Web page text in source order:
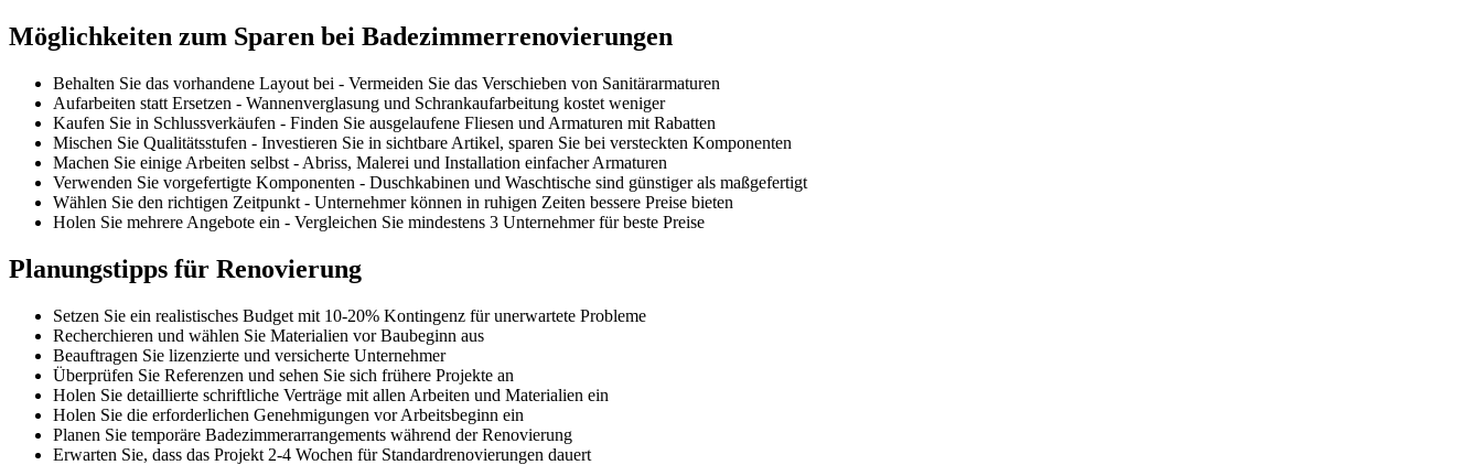
Möglichkeiten zum Sparen bei Badezimmerrenovierungen
Behalten Sie das vorhandene Layout bei - Vermeiden Sie das Verschieben von Sanitärarmaturen
Aufarbeiten statt Ersetzen - Wannenverglasung und Schrankaufarbeitung kostet weniger
Kaufen Sie in Schlussverkäufen - Finden Sie ausgelaufene Fliesen und Armaturen mit Rabatten
Mischen Sie Qualitätsstufen - Investieren Sie in sichtbare Artikel, sparen Sie bei versteckten Komponenten
Machen Sie einige Arbeiten selbst - Abriss, Malerei und Installation einfacher Armaturen
Verwenden Sie vorgefertigte Komponenten - Duschkabinen und Waschtische sind günstiger als maßgefertigt
Wählen Sie den richtigen Zeitpunkt - Unternehmer können in ruhigen Zeiten bessere Preise bieten
Holen Sie mehrere Angebote ein - Vergleichen Sie mindestens 3 Unternehmer für beste Preise
Planungstipps für Renovierung
Setzen Sie ein realistisches Budget mit 10-20% Kontingenz für unerwartete Probleme
Recherchieren und wählen Sie Materialien vor Baubeginn aus
Beauftragen Sie lizenzierte und versicherte Unternehmer
Überprüfen Sie Referenzen und sehen Sie sich frühere Projekte an
Holen Sie detaillierte schriftliche Verträge mit allen Arbeiten und Materialien ein
Holen Sie die erforderlichen Genehmigungen vor Arbeitsbeginn ein
Planen Sie temporäre Badezimmerarrangements während der Renovierung
Erwarten Sie, dass das Projekt 2-4 Wochen für Standardrenovierungen dauert